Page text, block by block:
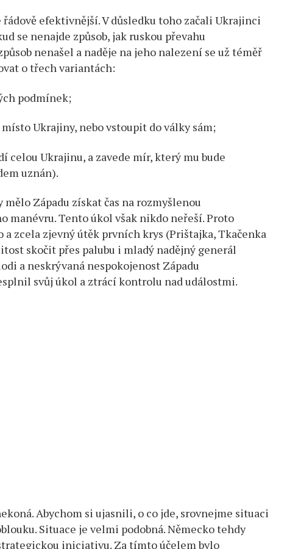
efektivnější. V důsledku toho začali Ukrajinci
se nenajde způsob, jak ruskou převahu
nenašel a naděje na jeho nalezení se už téměř
o třech variantách:
podmínek;
Ukrajiny, nebo vstoupit do války sám;
celou Ukrajinu, a zavede mír, který mu bude
uznán).
Západu získat čas na rozmyšlenou
manévru. Tento úkol však nikdo neřeší. Proto
zcela zjevný útěk prvních krys (Prištajka, Tkačenka
skočit přes palubu i mladý nadějný generál
a neskrývaná nespokojenost Západu
svůj úkol a ztrácí kontrolu nad událostmi.
Abychom si ujasnili, o co jde, srovnejme situaci
Situace je velmi podobná. Německo tehdy
iniciativu. Za tímto účelem bylo